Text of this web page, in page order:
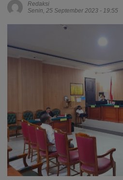
Redaksi
Senin, 25 September 2023 - 19:55